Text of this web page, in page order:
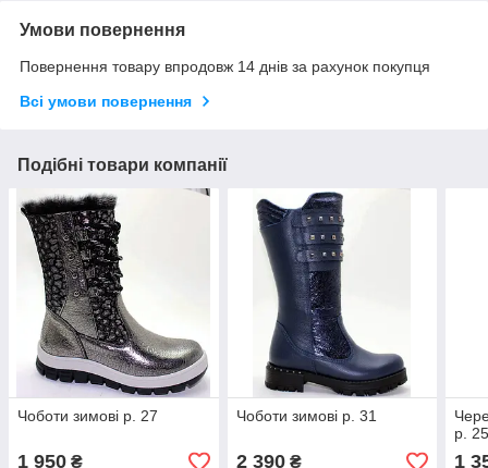
Умови повернення
Повернення товару впродовж 14 днів за рахунок покупця
Всі умови повернення
Подібні товари компанії
Чоботи зимові р. 27
1 950 ₴
Чоботи зимові р. 31
2 390₴
р.
1